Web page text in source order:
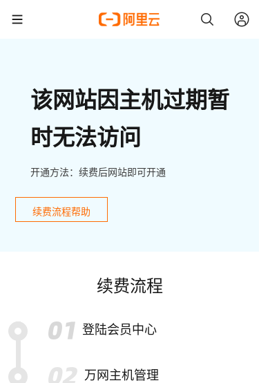
该网站因主机过期暂
时无法访问
开通方法：续费后网站即可开通
续费流程帮助
续费流程
登陆会员中心
万网主机管理